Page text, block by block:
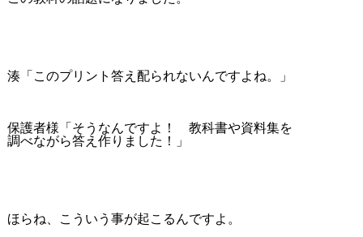
湊「このプリント答え配られないんですよね。」
保護者様「そうなんですよ！ 教科書や資料集を
調べながら答え作りました！」
ほらね、こういう事が起こるんですよ。